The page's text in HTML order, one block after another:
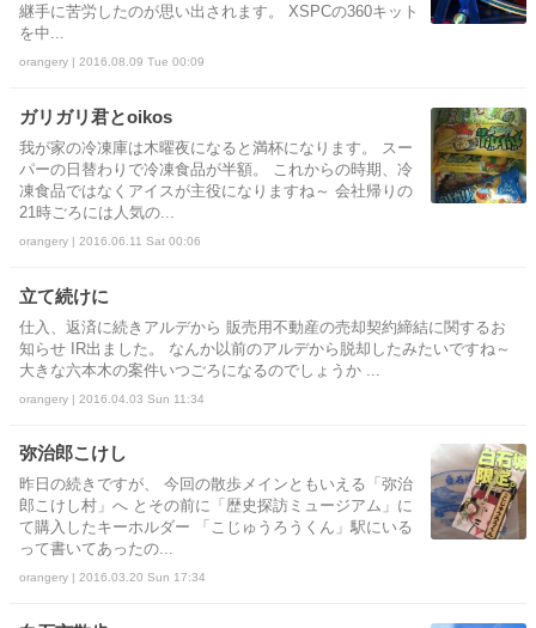
継手に苦労したのが思い出されます。 XSPCの360キット
を中...
orangery | 2016.08.09 Tue 00:09
ガリガリ君とoikos
我が家の冷凍庫は木曜夜になると満杯になります。 スー
パーの日替わりで冷凍食品が半額。 これからの時期、冷
凍食品ではなくアイスが主役になりますね～ 会社帰りの
21時ごろには人気の...
orangery | 2016.06.11 Sat 00:06
立て続けに
仕入、返済に続きアルデから 販売用不動産の売却契約締結に関するお
知らせ IR出ました。 なんか以前のアルデから脱却したみたいですね～
大きな六本木の案件いつごろになるのでしょうか ...
orangery | 2016.04.03 Sun 11:34
弥治郎こけし
昨日の続きですが、 今回の散歩メインともいえる「弥治
郎こけし村」へ とその前に「歴史探訪ミュージアム」に
て購入したキーホルダー 「こじゅうろうくん」駅にいる
って書いてあったの...
orangery | 2016.03.20 Sun 17:34